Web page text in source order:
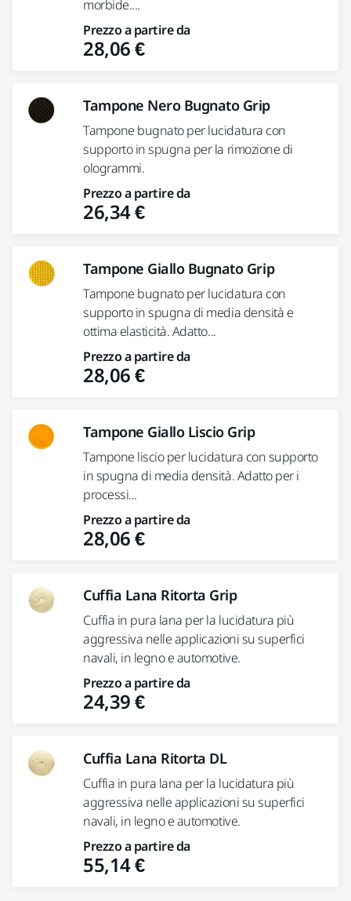
morbide....
Prezzo a partire da
28,06 €
Tampone Nero Bugnato Grip
Tampone bugnato per lucidatura con
supporto in spugna per la rimozione di
ologrammi.
Prezzo a partire da
26,34 €
Tampone Giallo Bugnato Grip
Tampone bugnato per lucidatura con
supporto in spugna di media densità e
ottima elasticità. Adatto...
Prezzo a partire da
28,06 €
Tampone Giallo Liscio Grip
Tampone liscio per lucidatura con supporto
in spugna di media densità. Adatto per i
processi...
Prezzo a partire da
28,06 €
Cuffia Lana Ritorta Grip
Cuffia in pura lana per la lucidatura più
aggressiva nelle applicazioni su superfici
navali, in legno e automotive.
Prezzo a partire da
24,39 €
Cuffia Lana Ritorta DL
Cuffia in pura lana per la lucidatura più
aggressiva nelle applicazioni su superfici
navali, in legno e automotive.
Prezzo a partire da
55,14 €